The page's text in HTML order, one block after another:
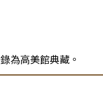
為高美館典藏。